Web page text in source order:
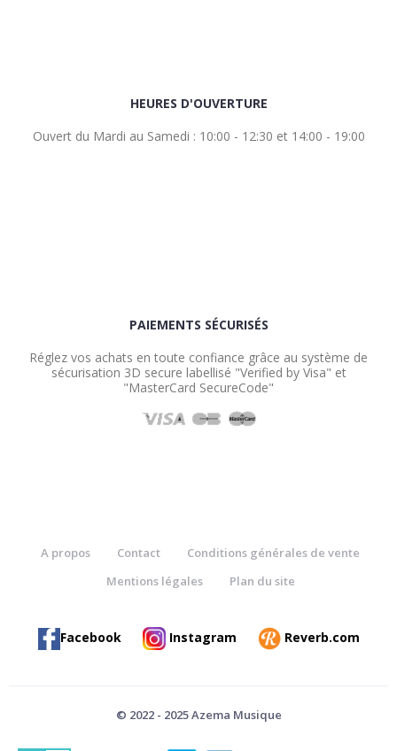
HEURES D'OUVERTURE
Ouvert du Mardi au Samedi : 10:00 - 12:30 et 14:00 - 19:00
PAIEMENTS SÉCURISÉS
Réglez vos achats en toute confiance grâce au système de
sécurisation 3D secure labellisé "Verified by Visa" et
"MasterCard SecureCode"
A propos Contact
Conditions générales de vente
Mentions légales
Plan du site
Facebook Instagram Reverb.com
© 2022 - 2025 Azema Musique